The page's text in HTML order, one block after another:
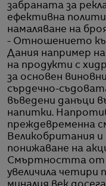
забраната за
ефективна
намаляване на
- Отношението
Дания например
на продукти с
за основен
сърдечно-
въведени данъци
напитки.
преждевременна
Великобритания и
понижаване на
Смъртността от
увеличила